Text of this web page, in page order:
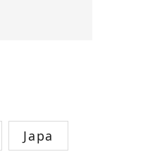
Japa